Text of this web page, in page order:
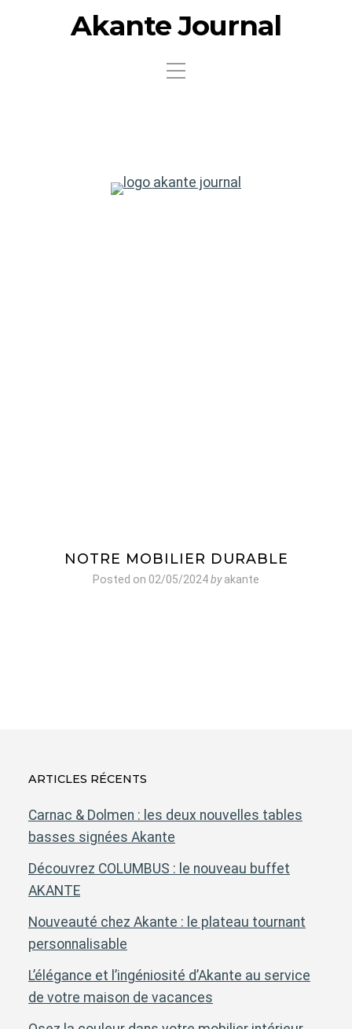
Akante Journal
NOTRE MOBILIER DURABLE
Posted on 02/05/2024byakante
ARTICLES RÉCENTS
Carnac & Dolmen : les deux nouvelles tables
basses signées Akante
Découvrez COLUMBUS : le nouveau buffet
AKANTE
Nouveauté chez Akante : le plateau tournant
personnalisable
L’élégance et l’ingéniosité d’Akante au service
de votre maison de vacances